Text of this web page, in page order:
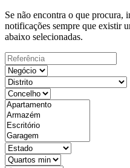
Se não encontra o que procura,
notificações sempre que existir
abaixo selecionadas.